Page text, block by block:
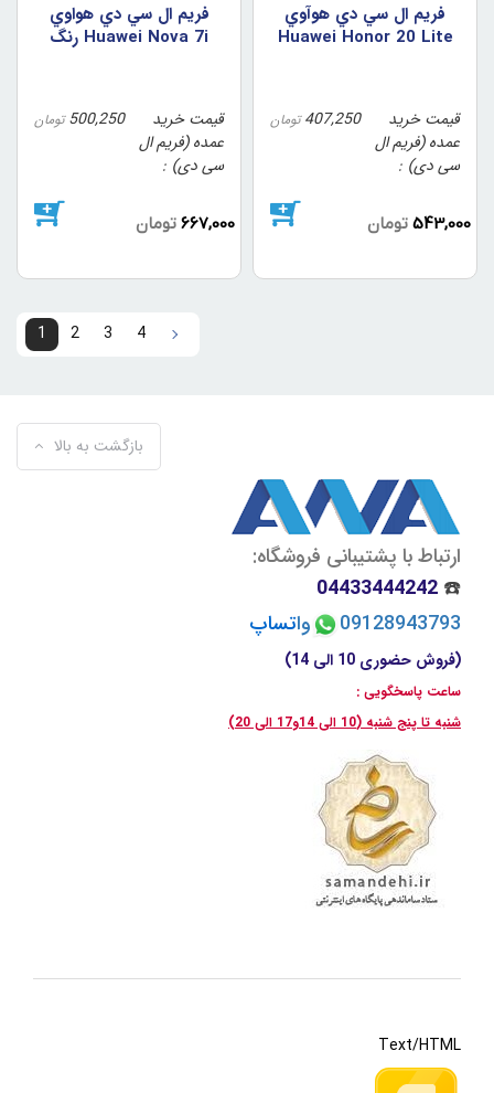
فريم ال سي دي هوآوي
Huawei Honor 20 Lite
قیمت خرید
عمده (فریم ال
سی دی)
407,250 تومان
543,000 تومان
فريم ال سي دي هواوي
Huawei Nova 7i رنگ
قیمت خرید
عمده (فریم ال
سی دی)
500,250 تومان
667,000 تومان
1 2 3
4
بازگشت به بالا
ارتباط با پشتیبانی فروشگاه:
☎️
04433444242
09128943793
واتساپ
(فروش حضوری 10 الی 14)
ساعت پاسخگویی :
شنبه تا پنج شنبه (10 الی 14و17 الی 20)
Text/HTML